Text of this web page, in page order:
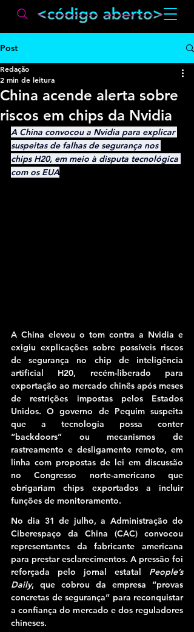
Post
China acende alerta sobre
riscos em chips da Nvidia
Redação
2 min de leitura
A China convocou a Nvidia para explicar
suspeitas de falhas de segurança nos
chips H20, em meio à disputa tecnológica
com os EUA
A China elevou o tom contra a Nvidia e
exigiu explicações sobre possíveis riscos
de segurança no chip de inteligência
artificial H20, recém-liberado para
exportação ao mercado chinês após meses
de restrições impostas pelos Estados
Unidos. O governo de Pequim suspeita
que a tecnologia possa conter
“backdoors” ou mecanismos de
rastreamento e desligamento remoto, em
linha com propostas de lei em discussão
no Congresso norte-americano que
obrigariam chips exportados a incluir
funções de monitoramento.
No dia 31 de julho, a Administração do
Ciberespaço da China (CAC) convocou
representantes da fabricante americana
para prestar esclarecimentos. A pressão foi
reforçada pelo jornal estatal People’s
Daily, que cobrou da empresa “provas
concretas de segurança” para reconquistar
a confiança do mercado e dos reguladores
chineses.